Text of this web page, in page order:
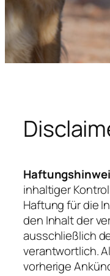
inhaltiger
Haftung für die
den Inhalt der
ausschließlich
verantwortlich.
vorherige